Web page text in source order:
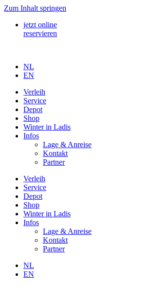
Zum Inhalt springen
jetzt online
reservieren
NL
EN
Verleih
Service
Depot
Shop
Winter in Ladis
Infos
Lage & Anreise
Kontakt
Partner
Verleih
Service
Depot
Shop
Winter in Ladis
Infos
Lage & Anreise
Kontakt
Partner
NL
EN